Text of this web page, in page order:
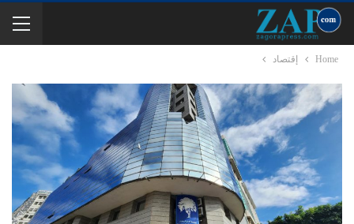
Home إقتصاد